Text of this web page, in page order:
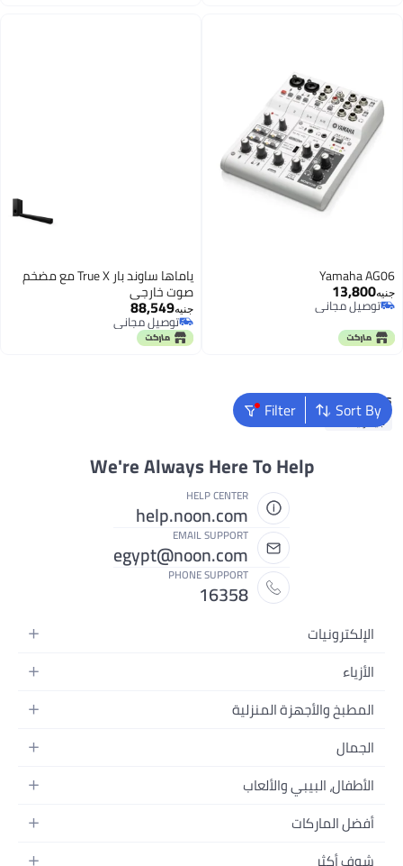
Yamaha AG06
جنيه13,800
توصيل مجاني
توصيل مجاني
ياماها ساوند بار True X مع مضخم
صوت خارجي
جنيه88,549
توصيل مجاني
توصيل مجاني
Sort By
FilterPopular Searches
جيتار ياماها
We're Always Here To Help
HELP CENTER
help.noon.com
EMAIL SUPPORT
egypt@noon.com
PHONE SUPPORT
16358
الإلكترونيات
الهواتف المتحركة
أجهزة الكمبيوتر المحمولة
الأجهزة المنزلية
التلفزيونات
سماعات الرأس
ألعاب الفيديو
الأزياء
أزياء نسائية
أزياء البنات
أزياء الأولاد
ساعات يد للنساء
النظارات
المطبخ والأجهزة المنزلية
المطبخ وأدوات الطعام
مستلزمات الحمام
ديكورات المنازل
الجمال
العطور النسائية
المكياج
العناية بالشعر
الأطفال، البيبي والألعاب
عربات الأطفال وإكسسواراتها
أفضل الماركات
أبل